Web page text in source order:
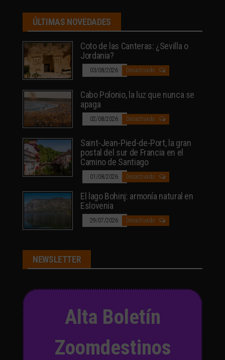
ÚLTIMAS NOVEDADES
Coto de las Canteras: ¿Sevilla o
Jordania?
03/08/2026 Desactivado
Cabo Polonio, la luz que nunca se
apaga
02/08/2026 Desactivado
Saint-Jean-Pied-de-Port, la gran
postal del sur de Francia en el
Camino de Santiago
01/08/2026 Desactivado
El lago Bohinj: armonía natural en
Eslovenia
29/07/2026 Desactivado
NEWSLETTER
Alta Boletín
Zoomdestinos